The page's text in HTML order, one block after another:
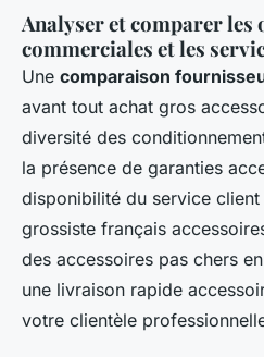
Analyser et comparer les
commerciales et les
Une comparaison
avant tout achat gros
diversité des
la présence de garanties
disponibilité du service client
grossiste français
des accessoires pas chers
une livraison rapide
votre clientèle